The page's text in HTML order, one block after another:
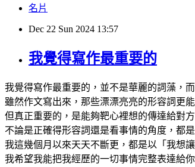
名片
Dec 22 Sun 2024 13:57
我覺得寫作最重要的
我覺得寫作最重要的，並不是華麗的詞藻，
雖然作文寫出來，那些漂漂亮亮的形容詞更
但真正重要的，是能夠靶心裡想的傳達給對方
不論是正確得形容詞還是看事情的角度，都
我這幾個月以來天天不斷更，都是以「我想
我希望我能把我經歷的一切事情完整表達給